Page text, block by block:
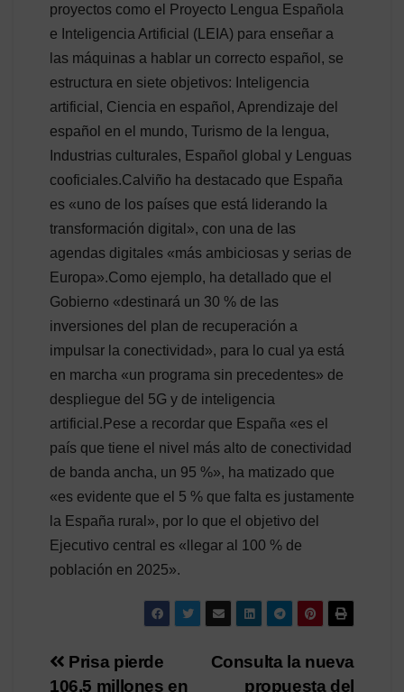
proyectos como el Proyecto Lengua Española
e Inteligencia Artificial (LEIA) para enseñar a
las máquinas a hablar un correcto español, se
estructura en siete objetivos: Inteligencia
artificial, Ciencia en español, Aprendizaje del
español en el mundo, Turismo de la lengua,
Industrias culturales, Español global y Lenguas
cooficiales.Calviño ha destacado que España
es «uno de los países que está liderando la
transformación digital», con una de las
agendas digitales «más ambiciosas y serias de
Europa».Como ejemplo, ha detallado que el
Gobierno «destinará un 30 % de las
inversiones del plan de recuperación a
impulsar la conectividad», para lo cual ya está
en marcha «un programa sin precedentes» de
despliegue del 5G y de inteligencia
artificial.Pese a recordar que España «es el
país que tiene el nivel más alto de conectividad
de banda ancha, un 95 %», ha matizado que
«es evidente que el 5 % que falta es justamente
la España rural», por lo que el objetivo del
Ejecutivo central es «llegar al 100 % de
población en 2025».
Navegación
Consulta la nueva
propuesta del
Prisa pierde
106,5 millones en